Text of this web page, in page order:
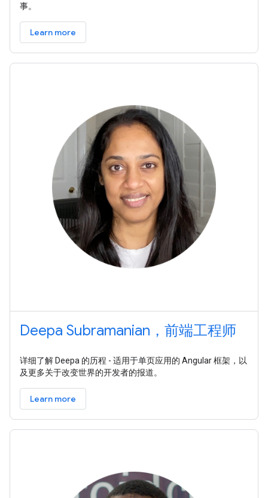
事。
Learn more
Deepa Subramanian，前端工程师
详细了解 Deepa 的历程 - 适用于单页应用的 Angular 框架，以
及更多关于改变世界的开发者的报道。
Learn more